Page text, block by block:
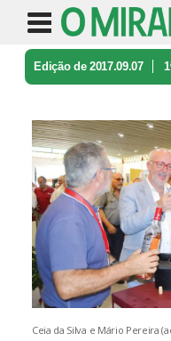
Edição de 2017.09.07
Ceia da Silva e Mário Pereira